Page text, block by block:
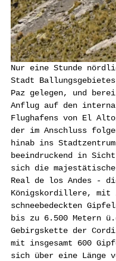
Nur eine Stunde
Stadt
Paz gelegen, und
Anflug auf den
Flughafens von El
der im Anschluss
hinab ins
beeindruckend in
sich die
Real de los Andes -
Königskordillere, mit
schneebedeckten
bis zu 6.500 Metern
Gebirgskette der
mit insgesamt 600
sich über eine Länge